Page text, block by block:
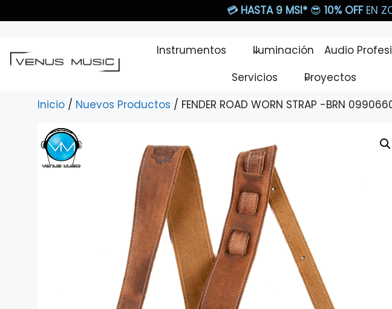
al
💳 HASTA 9 MSI* 😎 10% OFF EN
Instrumentos Iluminación
Audio
Servicios
Proyectos
Inicio / Nuevos Productos / FENDER ROAD WORN STRAP -BRN